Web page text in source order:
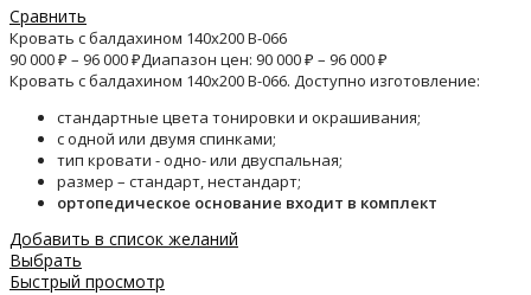
Сравнить
Кровать с балдахином 140х200 B-066
90 000₽ – 96 000₽Диапазон цен: 90 000 ₽ – 96 000 ₽
Кровать с балдахином 140х200 B-066. Доступно изготовление:
стандартные цвета тонировки и окрашивания;
с одной или двумя спинками;
тип кровати - одно- или двуспальная;
размер – стандарт, нестандарт;
ортопедическое основание входит в комплект
Добавить в список желаний
Выбрать
Быстрый просмотр